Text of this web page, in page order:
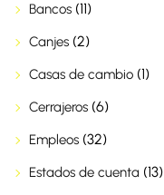
Bancos (11)
Canjes (2)
Casas de cambio (1)
Cerrajeros (6)
Empleos (32)
Estados de cuenta (13)